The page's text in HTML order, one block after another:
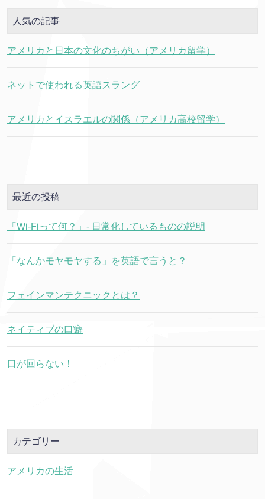
人気の記事
アメリカと日本の文化のちがい（アメリカ留学）
ネットで使われる英語スラング
アメリカとイスラエルの関係（アメリカ高校留学）
最近の投稿
「Wi-Fiって何？」- 日常化しているものの説明
「なんかモヤモヤする」を英語で言うと？
フェインマンテクニックとは？
ネイティブの口癖
口が回らない！
カテゴリー
アメリカの生活